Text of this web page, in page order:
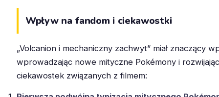
Wpływ na fandom i ciekawostki
„Volcanion i mechaniczny zachwyt” miał znaczący
wprowadzając nowe mityczne Pokémony i
ciekawostek związanych z filmem: